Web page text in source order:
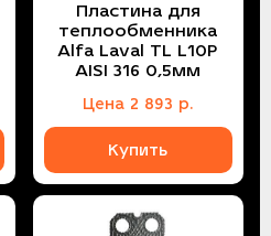
Пластина для
теплообменника
Alfa Laval TL L10P
AISI 316 0,5мм
Цена 2 893 р.
Купить